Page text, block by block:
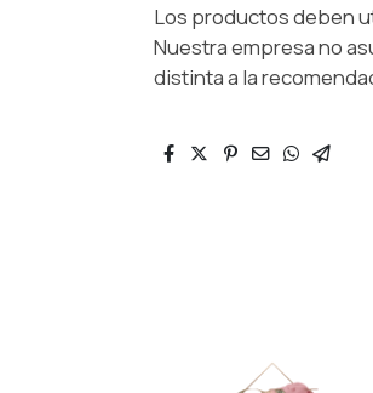
Los productos deben
Nuestra empresa no
distinta a la